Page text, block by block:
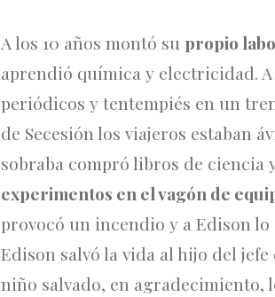
A los 10 años montó su propio
aprendió química y electricidad. A
periódicos y tentempiés en un
de Secesión los viajeros estaban
sobraba compró libros de
experimentos en el vagón de
provocó un incendio y a Edison lo
Edison salvó la vida al hijo del
niño salvado, en agradecimiento,